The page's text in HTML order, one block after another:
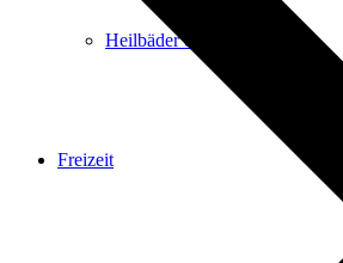
Heilbäder & Kurorte
Freizeit